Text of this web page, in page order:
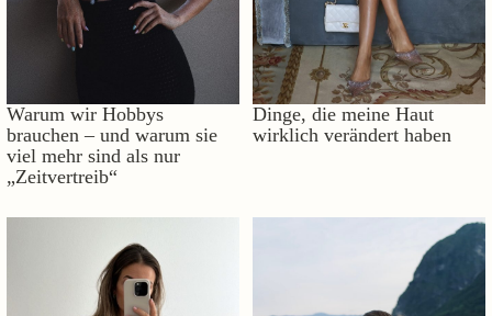
Warum wir Hobbys
brauchen – und warum sie
viel mehr sind als nur
„Zeitvertreib“
Dinge, die meine Haut
wirklich verändert haben